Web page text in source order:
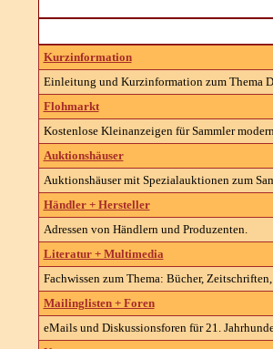
Kurzinformation
Einleitung und Kurzinformation zum Thema
Flohmarkt
Kostenlose Kleinanzeigen für Sammler
Auktionshäuser
Auktionshäuser mit Spezialauktionen zum
Händler + Hersteller
Adressen von Händlern und Produzenten.
Literatur + Multimedia
Fachwissen zum Thema: Bücher,
Mailinglisten + Foren
eMails und Diskussionsforen für 21.